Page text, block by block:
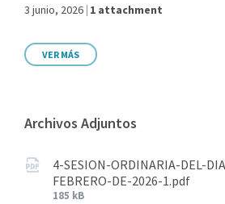
3 junio, 2026 1 attachment
VER MÁS
Archivos Adjuntos
4-SESION-ORDINARIA-DEL-
FEBRERO-DE-2026-1.pdf
185 kB